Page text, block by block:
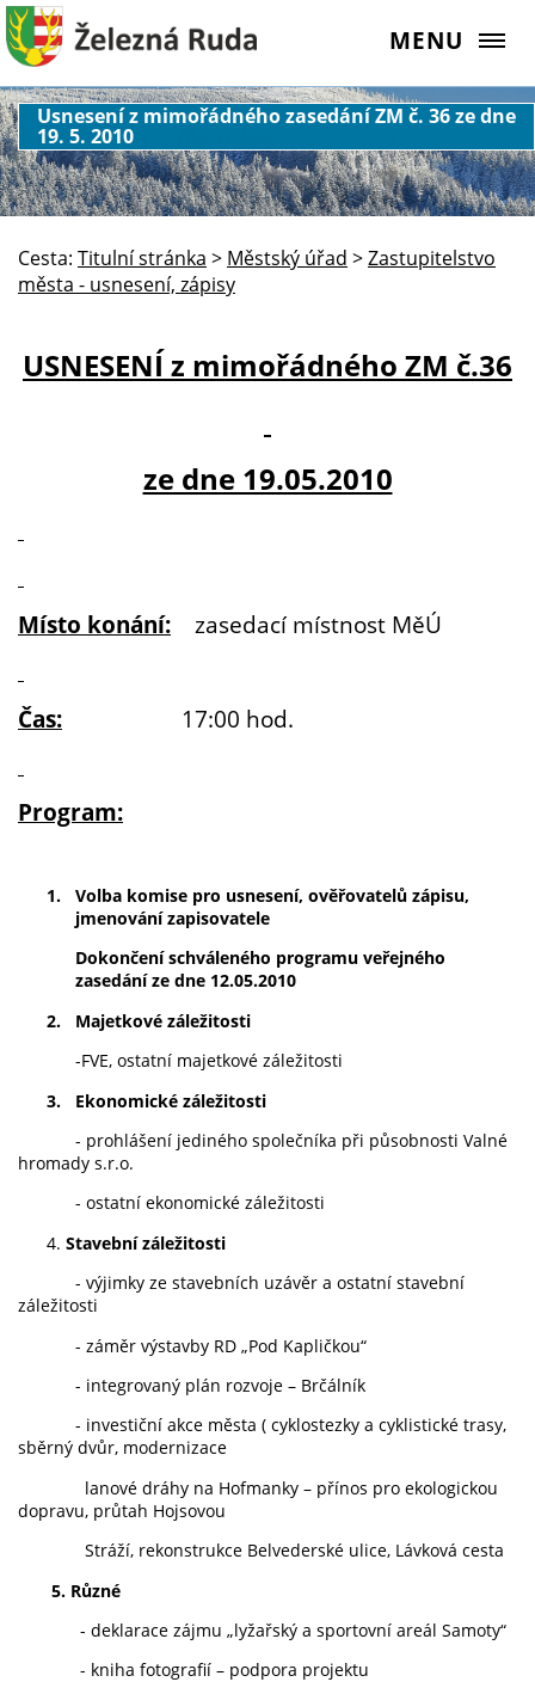
MENU
Usnesení z mimořádného zasedání ZM č. 36 ze dne
19. 5. 2010
Cesta: Titulní stránka > Městský úřad >Zastupitelstvo
města - usnesení, zápisy
USNESENÍ z mimořádného ZM č.36
ze dne 19.05.2010
Místo konání: zasedací místnost MěÚ
Čas: 17:00 hod.
Program:
1.
Volba komise pro usnesení, ověřovatelů zápisu,
jmenování zapisovatele
Dokončení schváleného programu veřejného
zasedání ze dne 12.05.2010
2.
Majetkové záležitosti
-FVE, ostatní majetkové záležitosti
3.
Ekonomické záležitosti
- prohlášení jediného společníka při působnosti Valné
hromady s.r.o.
- ostatní ekonomické záležitosti
4. Stavební záležitosti
- výjimky ze stavebních uzávěr a ostatní stavební
záležitosti
- záměr výstavby RD „Pod Kapličkou“
- integrovaný plán rozvoje – Brčálník
- investiční akce města ( cyklostezky a cyklistické trasy,
sběrný dvůr, modernizace
lanové dráhy na Hofmanky – přínos pro ekologickou
dopravu, průtah Hojsovou
Stráží, rekonstrukce Belvederské ulice, Lávková cesta
5. Různé
- deklarace zájmu „lyžařský a sportovní areál Samoty“
- kniha fotografií – podpora projektu